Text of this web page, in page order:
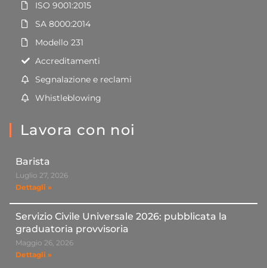
ISO 9001:2015
SA 8000:2014
Modello 231
Accreditamenti
Segnalazione e reclami
Whistleblowing
Lavora con noi
Barista
Luglio 27, 2026
Dettagli »
Servizio Civile Universale 2026: pubblicata la
graduatoria provvisoria
Maggio 26, 2026
Dettagli »